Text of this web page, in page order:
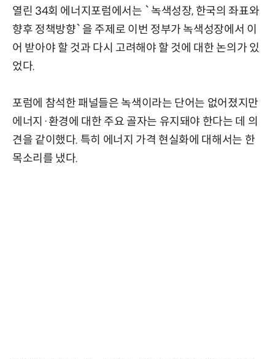
열린 34회 에너지포럼에서는 `녹색성장, 한국의 좌표와
향후 정책방향`을 주제로 이번 정부가 녹색성장에서 이
어 받아야 할 것과 다시 고려해야 할 것에 대한 논의가 있
었다.
포럼에 참석한 패널들은 녹색이라는 단어는 없어졌지만
에너지·환경에 대한 주요 골자는 유지돼야 한다는 데 의
견을 같이했다. 특히 에너지 가격 현실화에 대해서는 한
목소리를 냈다.